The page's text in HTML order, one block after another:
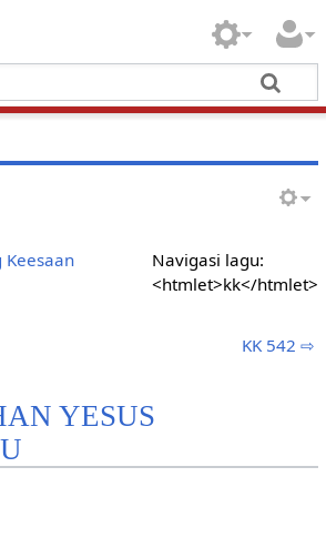
Navigasi lagu:
<htmlet>kk</htmlet>
Keesaan
KK 542 ⇨
YESUS